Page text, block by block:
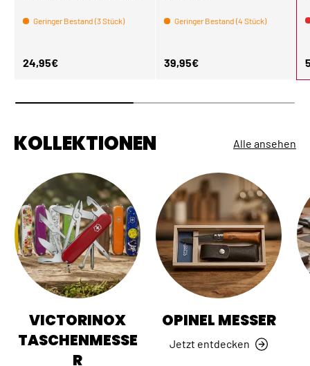
Geringer Bestand (3 Stück)
Normaler Preis
24,95€
Geringer Bestand (4 Stück)
Normaler Preis
39,95€
KOLLEKTIONEN Alle ansehen
VICTORINOX
TASCHENMESSE
R
OPINEL MESSER
Jetzt entdecken